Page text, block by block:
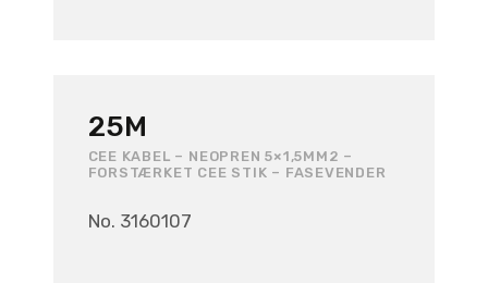
25M
CEE KABEL – NEOPREN 5×1,5MM2 –
FORSTÆRKET CEE STIK – FASEVENDER
No. 3160107